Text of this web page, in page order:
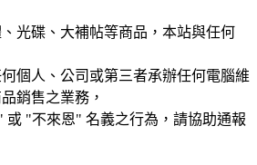
光碟、大補帖等商品，本站與任何
個人、公司或第三者承辦任何電腦維
銷售之業務，
或 "不來恩" 名義之行為，請協助通報